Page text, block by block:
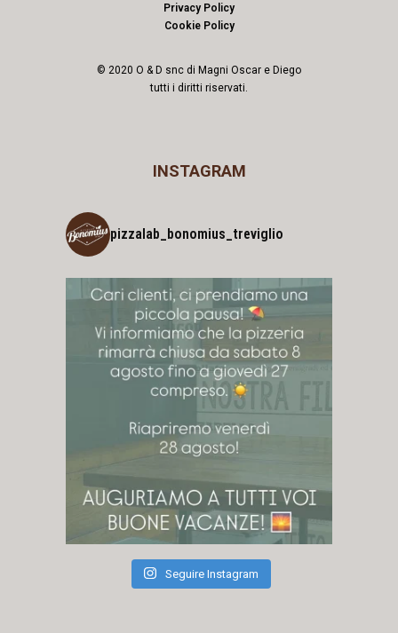
Privacy Policy
Cookie Policy
© 2020 O & D snc di Magni Oscar e Diego
tutti i diritti riservati.
INSTAGRAM
pizzalab_bonomius_treviglio
Seguire Instagram